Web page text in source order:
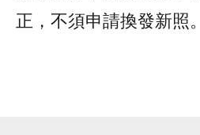
正，不須申請換發新照。